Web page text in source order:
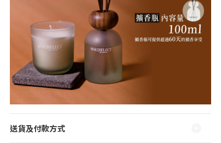
送貨及付款方式